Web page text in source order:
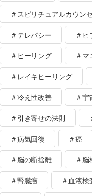
＃スピリチュアルカウン
＃テレパシー ＃ヒ
＃ヒーリング ＃マ
＃レイキヒーリング
＃冷え性改善 ＃宇
＃引き寄せの法則
＃病気回復 ＃癌
＃脳の断捨離 ＃脳
＃腎臓癌 ＃血液検